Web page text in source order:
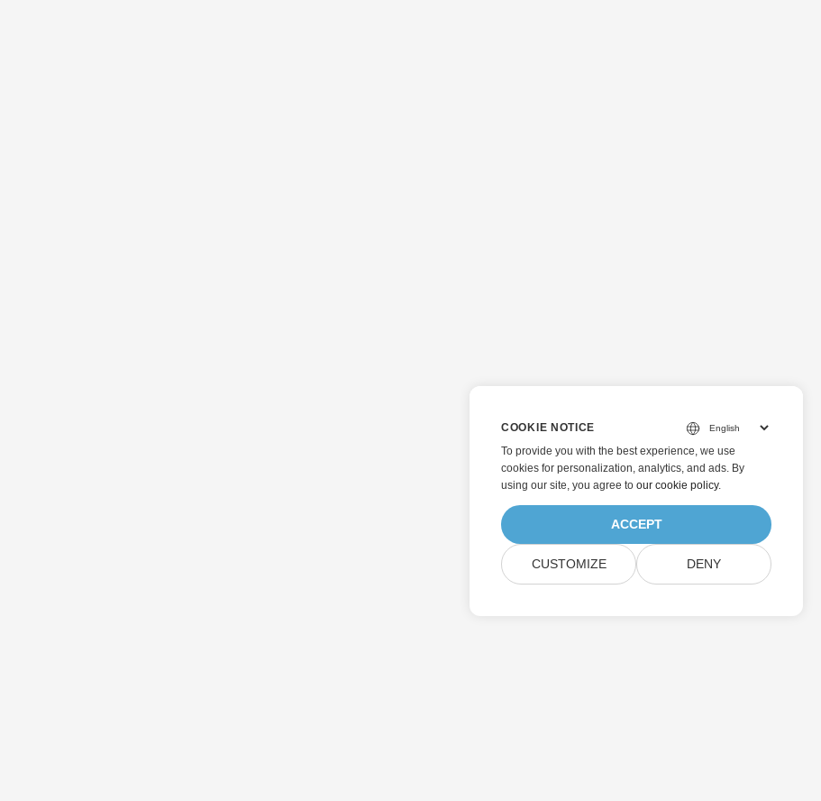
COOKIE NOTICE
To provide you with the best experience, we use
cookies for personalization, analytics, and ads. By
using our site, you agree to our cookie policy.
ACCEPT
CUSTOMIZE DENY